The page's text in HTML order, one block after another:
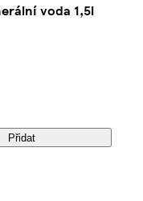
voda 1,5l
Přidat